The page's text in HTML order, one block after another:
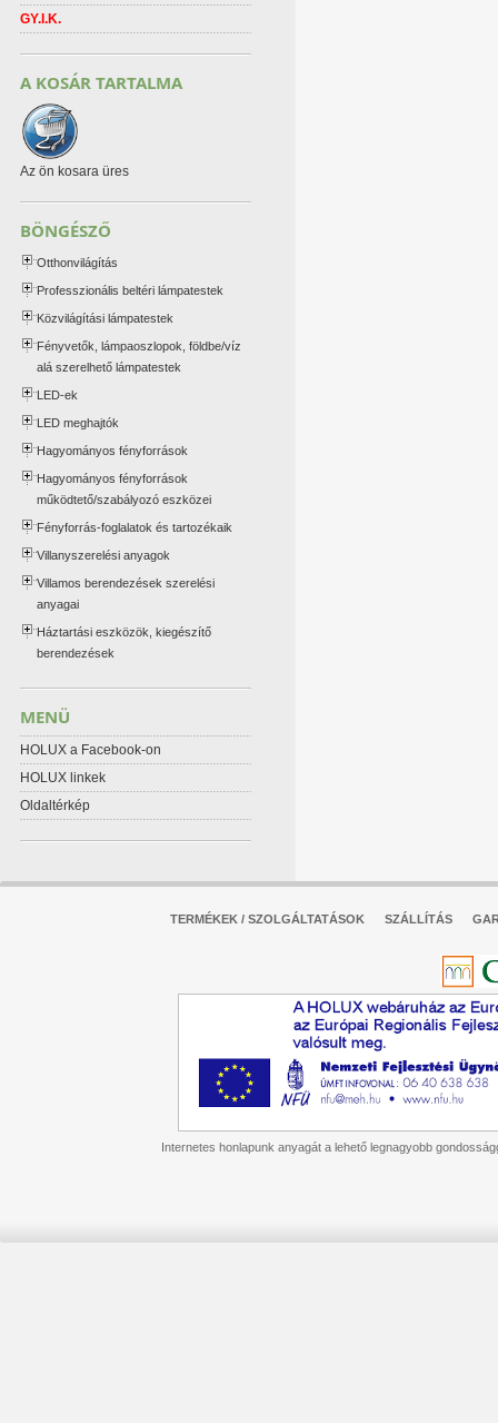
GY.I.K.
A KOSÁR TARTALMA
Az ön kosara üres
BÖNGÉSZŐ
Otthonvilágítás
Professzionális beltéri lámpatestek
Közvilágítási lámpatestek
Fényvetők, lámpaoszlopok, földbe/víz
alá szerelhető lámpatestek
LED-ek
LED meghajtók
Hagyományos fényforrások
Hagyományos fényforrások
működtető/szabályozó eszközei
Fényforrás-foglalatok és tartozékaik
Villanyszerelési anyagok
Villamos berendezések szerelési
anyagai
Háztartási eszközök, kiegészítő
berendezések
MENÜ
HOLUX a Facebook-on
HOLUX linkek
Oldaltérkép
TERMÉKEK / SZOLGÁLTATÁSOK SZÁLLÍTÁS
Internetes honlapunk anyagát a lehető legnagyobb